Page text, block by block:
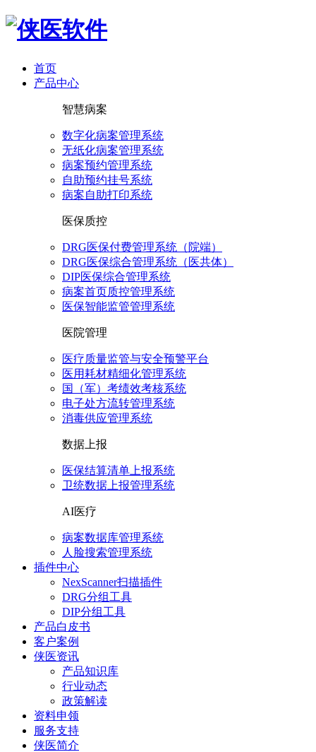
首页
产品中心
智慧病案
数字化病案管理系统
无纸化病案管理系统
病案预约管理系统
自助预约挂号系统
病案自助打印系统
医保质控
DRG医保付费管理系统（院端）
DRG医保综合管理系统（医共体）
DIP医保综合管理系统
病案首页质控管理系统
医保智能监管管理系统
医院管理
医疗质量监管与安全预警平台
医用耗材精细化管理系统
国（军）考绩效考核系统
电子处方流转管理系统
消毒供应管理系统
数据上报
医保结算清单上报系统
卫统数据上报管理系统
AI医疗
病案数据库管理系统
人脸搜索管理系统
插件中心
NexScanner扫描插件
DRG分组工具
DIP分组工具
产品白皮书
客户案例
侠医资讯
产品知识库
行业动态
政策解读
资料申领
服务支持
侠医简介